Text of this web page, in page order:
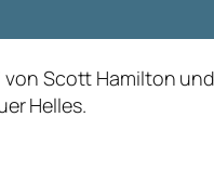
Scott Hamilton
Helles.